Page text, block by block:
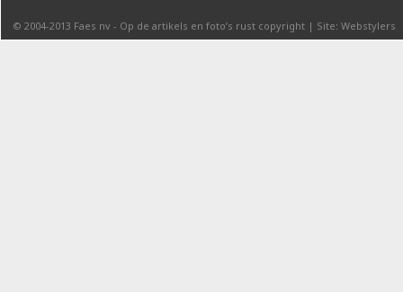
© 2004-2013 Faes nv - Op de artikels en foto’s rust copyright | Site: Webstylers